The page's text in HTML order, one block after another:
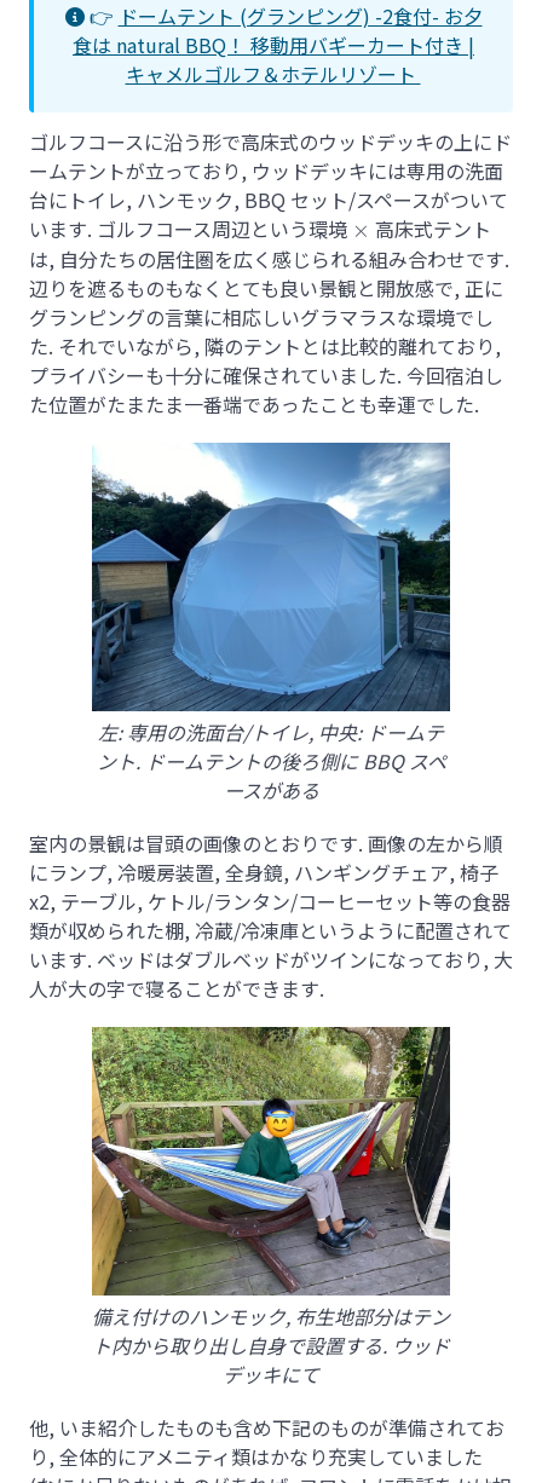
👉 ドームテント (グランピング) -2食付- お夕
食は natural BBQ！ 移動用バギーカート付き |
キャメルゴルフ＆ホテルリゾート
ゴルフコースに沿う形で高床式のウッドデッキの上にド
ームテントが立っており, ウッドデッキには専用の洗面
台にトイレ, ハンモック, BBQ セット/スペースがついて
います. ゴルフコース周辺という環境 \times
× 高床式テント
は, 自分たちの居住圏を広く感じられる組み合わせです.
辺りを遮るものもなくとても良い景観と開放感で, 正に
グランピングの言葉に相応しいグラマラスな環境でし
た. それでいながら, 隣のテントとは比較的離れており,
プライバシーも十分に確保されていました. 今回宿泊し
た位置がたまたま一番端であったことも幸運でした.
左: 専用の洗面台/トイレ, 中央: ドームテ
ント. ドームテントの後ろ側に BBQ スペ
ースがある
室内の景観は冒頭の画像のとおりです. 画像の左から順
にランプ, 冷暖房装置, 全身鏡, ハンギングチェア, 椅子
x2, テーブル, ケトル/ランタン/コーヒーセット等の食器
類が収められた棚, 冷蔵/冷凍庫というように配置されて
います. ベッドはダブルベッドがツインになっており, 大
人が大の字で寝ることができます.
備え付けのハンモック, 布生地部分はテン
ト内から取り出し自身で設置する. ウッド
デッキにて
他, いま紹介したものも含め下記のものが準備されてお
り, 全体的にアメニティ類はかなり充実していました